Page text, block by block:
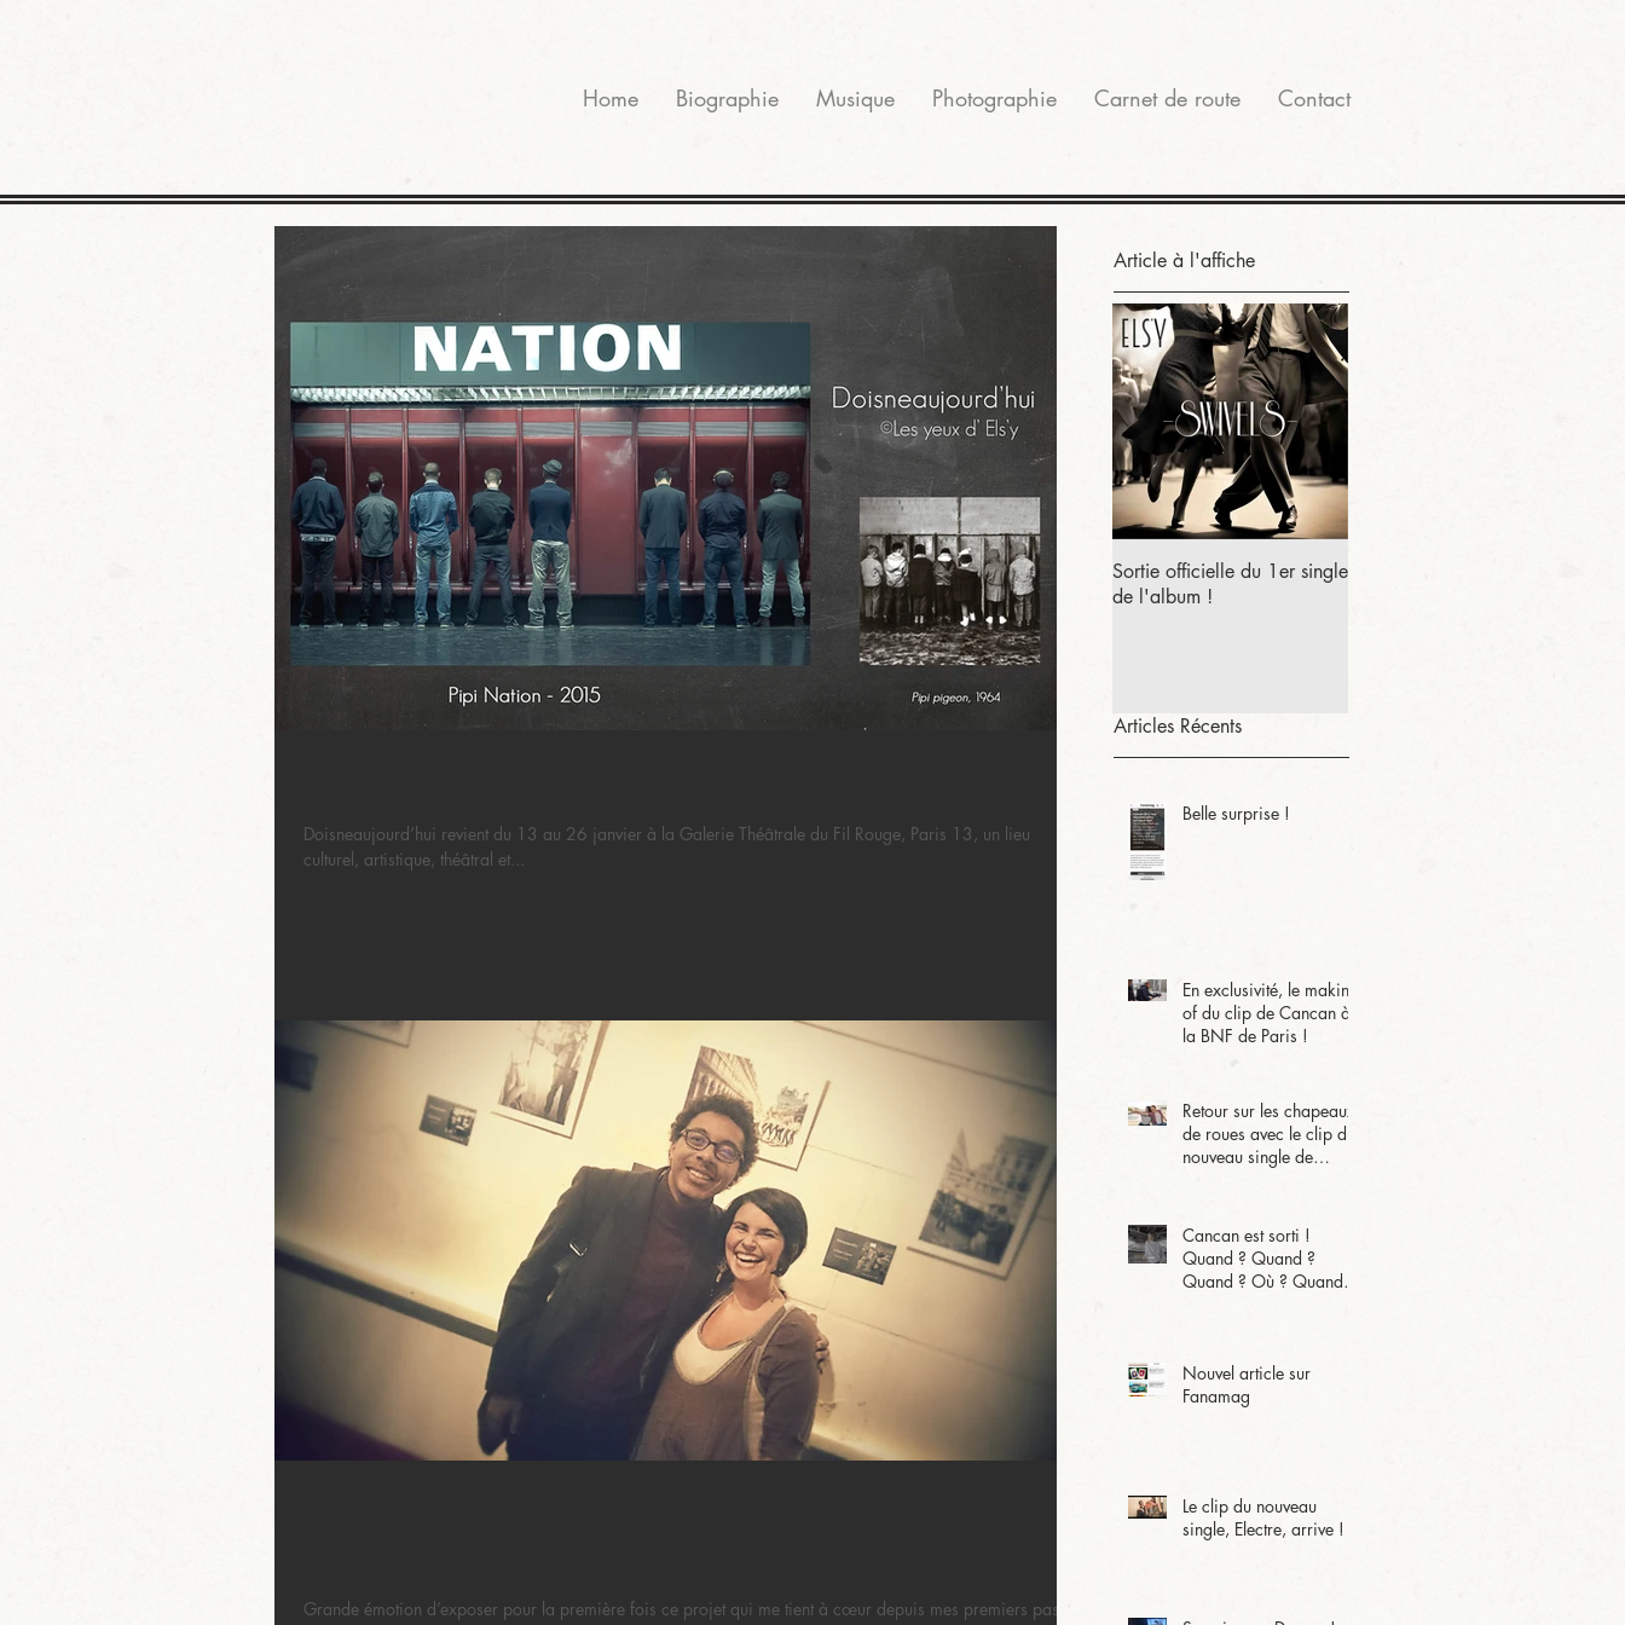
Home Biographie Musique Photographie Carnet de route Contact
Doisneaujourd’hui revient du 13 au 26 janvier à la Galerie Théâtrale du Fil Rouge, Paris 13, un lieu
culturel, artistique, théâtral et...
Grande émotion d’exposer pour la première fois ce projet qui me tient à cœur depuis mes premiers pas
Article à l'affiche
Sortie officielle du 1er single
de l'album !
Articles Récents
Belle surprise !
En exclusivité, le making-
of du clip de Cancan à
la BNF de Paris !
Retour sur les chapeaux
de roues avec le clip du
nouveau single de
Cancan est sorti !
Quand ? Quand ?
Quand ? Où ? Quand
Nouvel article sur
Fanamag
Le clip du nouveau
single, Electre, arrive !